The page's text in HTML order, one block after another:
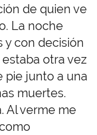
de quien ve
La noche
y con decisión
otra vez
pie junto a una
muertes.
Al verme me